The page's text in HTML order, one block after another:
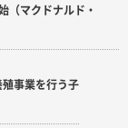
（マクドナルド・
事業を行う子